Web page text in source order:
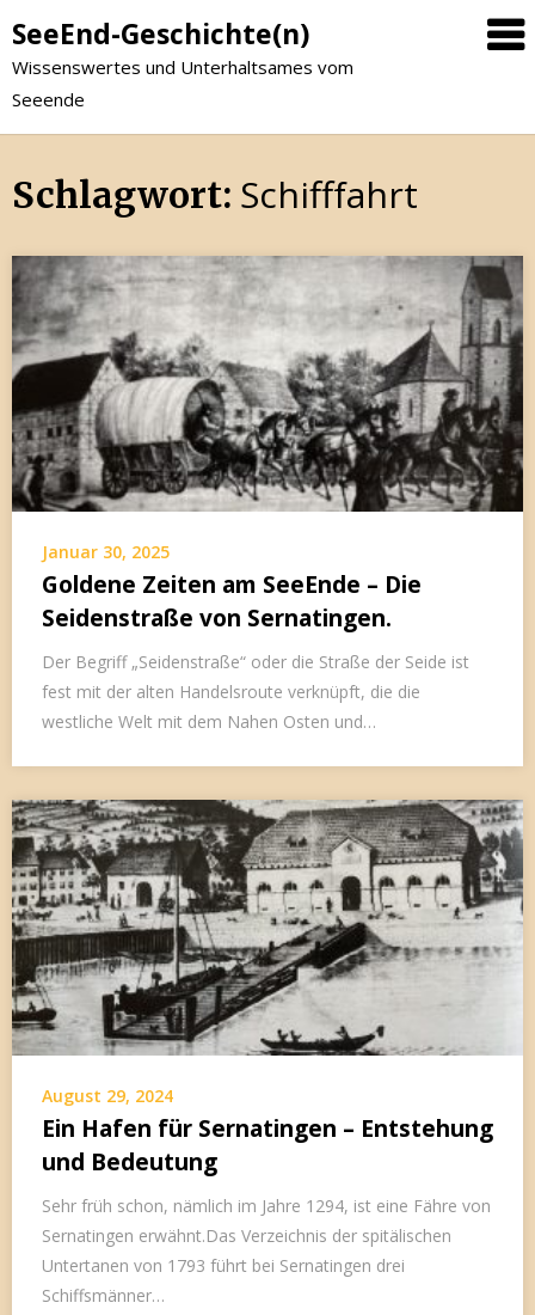
SeeEnd-Geschichte(n)
Wissenswertes und Unterhaltsames vom
Seeende
Schlagwort: Schifffahrt
Januar 30, 2025
Goldene Zeiten am SeeEnde – Die
Seidenstraße von Sernatingen.
Der Begriff „Seidenstraße“ oder die Straße der Seide ist
fest mit der alten Handelsroute verknüpft, die die
westliche Welt mit dem Nahen Osten und…
August 29, 2024
Ein Hafen für Sernatingen – Entstehung
und Bedeutung
Sehr früh schon, nämlich im Jahre 1294, ist eine Fähre von
Sernatingen erwähnt.Das Verzeichnis der spitälischen
Untertanen von 1793 führt bei Sernatingen drei
Schiffsmänner…